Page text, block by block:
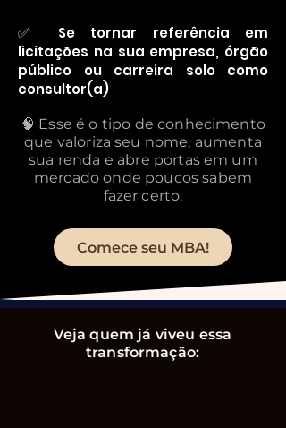
✅ Se tornar referência em
licitações na sua empresa, órgão
público ou carreira solo como
consultor(a)
🧠 Esse é o tipo de conhecimento
que valoriza seu nome, aumenta
sua renda e abre portas em um
mercado onde poucos sabem
fazer certo.
Comece seu MBA!
Veja quem já viveu essa
transformação: